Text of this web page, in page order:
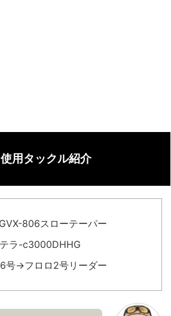
用タックル紹介
806スローテーパー
ラ-c3000DHHG
号→フロロ2号リーダー